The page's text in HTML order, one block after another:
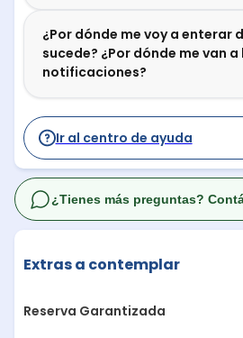
¿Por dónde me voy a enterar
sucede? ¿Por dónde me van
notificaciones?
Ir al centro de ayuda
Extras a contemplar
Reserva Garantizada
¿Tienes más preguntas?